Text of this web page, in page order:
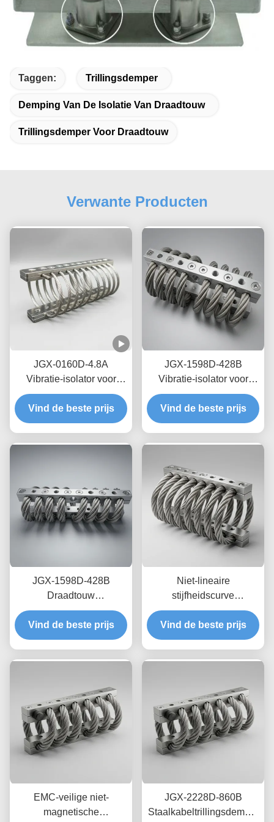
Taggen: Trillingsdemper
Demping Van De Isolatie Van Draadtouw
Trillingsdemper Voor Draadtouw
Verwante Producten
JGX-0160D-4.8A
Vibratie-isolator voor
zeedraden op zee,
onderhoudsvrij, van
roestvrij staal
Vind de beste prijs
JGX-1598D-428B
Vibratie-isolator voor
draadtouwen met nul-
kruip-olievrije
wrijvingsdemping voor
Vind de beste prijs
JGX-1598D-428B
Draadtouw
Trillingsisolator Schimmel
Chemisch wasbestendige
isolatie van roestvrij staal
Vind de beste prijs
Niet-lineaire
stijfheidscurve
draadkabelisolator JGX-
2228D-665B
Milieuvriendelijke
Vind de beste prijs
EMC-veilige niet-
magnetische
JGX-2228D-860B
Staalkabeltrillingsdemper